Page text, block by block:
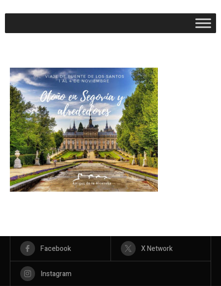
Facebook X Network
Instagram